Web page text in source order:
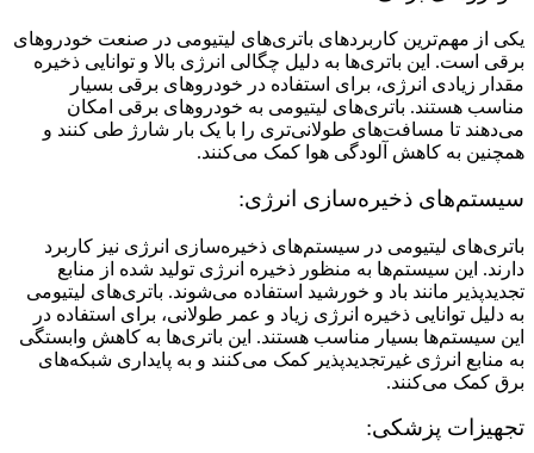
یکی از مهم‌ترین کاربردهای باتری‌های لیتیومی در صنعت خودروهای
برقی است. این باتری‌ها به دلیل چگالی انرژی بالا و توانایی ذخیره
مقدار زیادی انرژی، برای استفاده در خودروهای برقی بسیار
مناسب هستند. باتری‌های لیتیومی به خودروهای برقی امکان
می‌دهند تا مسافت‌های طولانی‌تری را با یک بار شارژ طی کنند و
همچنین به کاهش آلودگی هوا کمک می‌کنند.
سیستم‌های ذخیره‌سازی انرژی:
باتری‌های لیتیومی در سیستم‌های ذخیره‌سازی انرژی نیز کاربرد
دارند. این سیستم‌ها به منظور ذخیره انرژی تولید شده از منابع
تجدیدپذیر مانند باد و خورشید استفاده می‌شوند. باتری‌های لیتیومی
به دلیل توانایی ذخیره انرژی زیاد و عمر طولانی، برای استفاده در
این سیستم‌ها بسیار مناسب هستند. این باتری‌ها به کاهش وابستگی
به منابع انرژی غیرتجدیدپذیر کمک می‌کنند و به پایداری شبکه‌های
برق کمک می‌کنند.
تجهیزات پزشکی: